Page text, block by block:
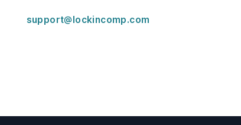
support@lockincomp.com